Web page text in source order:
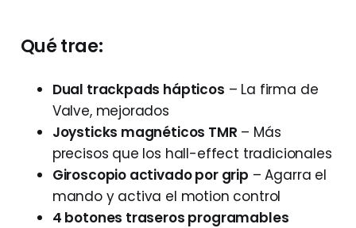
Qué trae:
Dual trackpads hápticos – La firma de
Valve, mejorados
Joysticks magnéticos TMR – Más
precisos que los hall-effect tradicionales
Giroscopio activado por grip – Agarra el
mando y activa el motion control
4 botones traseros programables